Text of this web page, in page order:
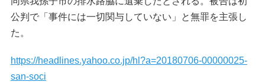
公判で「事件には一切関与していない」と無罪を主張し
た。
https://headlines.yahoo.co.jp/hl?a=20180706-00000025-
san-soci